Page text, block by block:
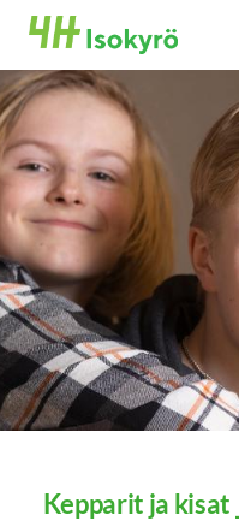
Siirry
sivun
sisältöön
Isonkyrön 4H-yhdistys ry
Kepparit ja kisat